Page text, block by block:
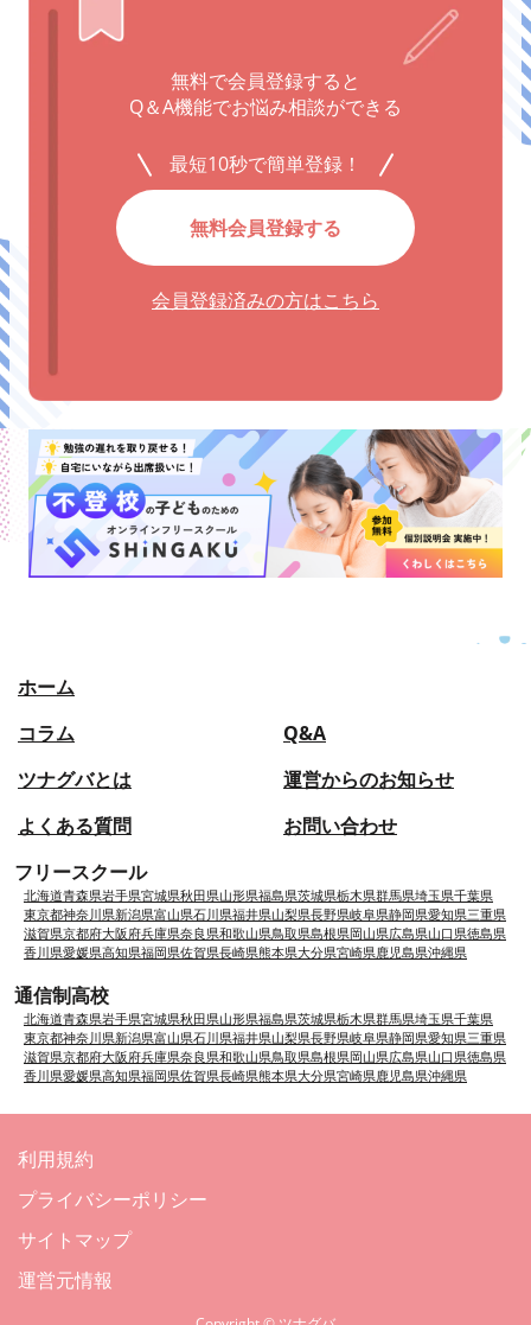
無料で会員登録すると
Q＆A機能でお悩み相談ができる
最短10秒で簡単登録！
無料会員登録する
会員登録済みの方はこちら
ホーム
コラム
Q&A
ツナグバとは
よくある質問
運営からのお知らせ
お問い合わせ
フリースクール
北海道青森県岩手県宮城県秋田県山形県福島県茨城県栃木県群馬県埼玉県千葉県
東京都神奈川県新潟県富山県石川県福井県山梨県長野県岐阜県静岡県愛知県三重県
滋賀県京都府大阪府兵庫県奈良県和歌山県鳥取県島根県岡山県広島県山口県徳島県
香川県愛媛県高知県福岡県佐賀県長崎県熊本県大分県宮崎県鹿児島県沖縄県
通信制高校
北海道青森県岩手県宮城県秋田県山形県福島県茨城県栃木県群馬県埼玉県千葉県
東京都神奈川県新潟県富山県石川県福井県山梨県長野県岐阜県静岡県愛知県三重県
滋賀県京都府大阪府兵庫県奈良県和歌山県鳥取県島根県岡山県広島県山口県徳島県
香川県愛媛県高知県福岡県佐賀県長崎県熊本県大分県宮崎県鹿児島県沖縄県
利用規約
プライバシーポリシー
サイトマップ
運営元情報